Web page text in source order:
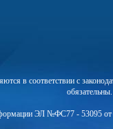
в соответствии с
ЭЛ №ФС77 - 53095